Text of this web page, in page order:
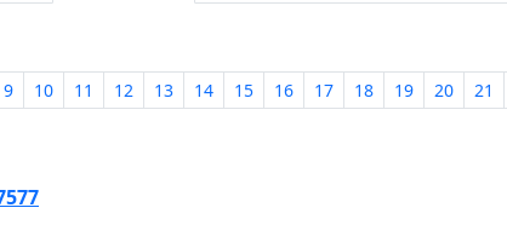
9 10 11 12 13 14 15 16 17 18 19 20 21